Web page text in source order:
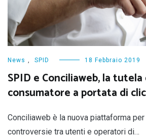
News , SPID 18 Febbraio 2019
SPID e Conciliaweb, la tutela
consumatore a portata di
Conciliaweb è la nuova piattaforma
controversie tra utenti e operatori di…